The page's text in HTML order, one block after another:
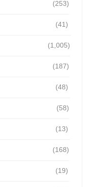
(253)
(41)
(1,005)
(187)
(48)
(58)
(13)
(168)
(19)